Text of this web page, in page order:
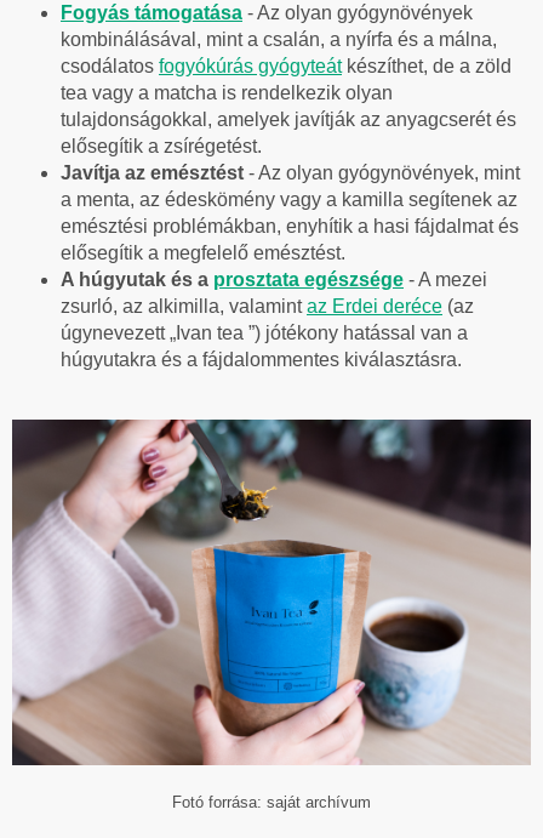
Fogyás támogatása - Az olyan gyógynövények
kombinálásával, mint a csalán, a nyírfa és a málna,
csodálatos fogyókúrás gyógyteátkészíthet, de a zöld
tea vagy a matcha is rendelkezik olyan
tulajdonságokkal, amelyek javítják az anyagcserét és
elősegítik a zsírégetést.
Javítja az emésztést - Az olyan gyógynövények, mint
a menta, az édeskömény vagy a kamilla segítenek az
emésztési problémákban, enyhítik a hasi fájdalmat és
elősegítik a megfelelő emésztést.
A húgyutak és a prosztata egészsége - A mezei
zsurló, az alkimilla, valamintaz Erdei deréce (az
úgynevezett „Ivan tea ”) jótékony hatással van a
húgyutakra és a fájdalommentes kiválasztásra.
Fotó forrása: saját archívum